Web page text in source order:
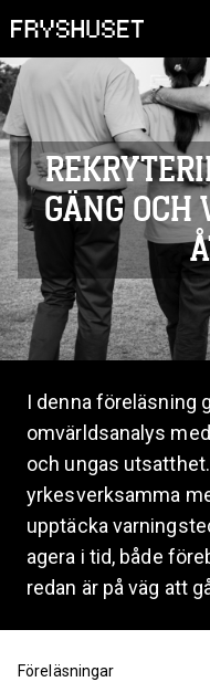
GÄNG OCH
I denna föreläsning
omvärldsanalys
och ungas
yrkesverksamma
upptäcka
agera i tid, både
redan är på väg att
Föreläsningar